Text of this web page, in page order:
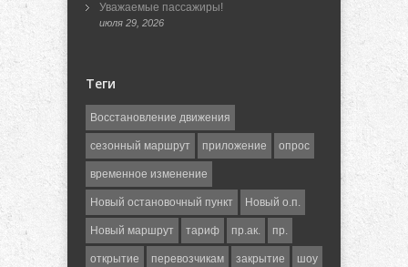
Уважаемые пассажиры!
июля 29, 2026
Теги
Восстановление движения
сезонный маршрут приложение опрос
временное изменение
Новый остановочный пункт Новый о.п.
Новый маршрут тариф пр.ак. пр.
открытие перевозчикам закрытие шоу